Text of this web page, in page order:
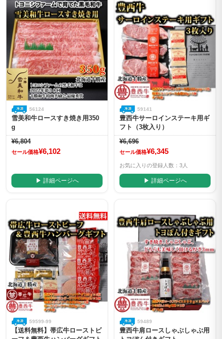
56124
雪美和牛ロースすき焼き用350
g
¥6,804
セール価格¥6,102
▶ 詳細ページへ
59141
豊西牛サーロインステーキ用ギ
フト（3枚入り）
¥6,696
セール価格¥6,345
お気に入りの登録人数：3人
▶ 詳細ページへ
59599-99
【送料無料】帯広牛ローストビ
59489
豊西牛肩ロースしゃぶしゃぶ用